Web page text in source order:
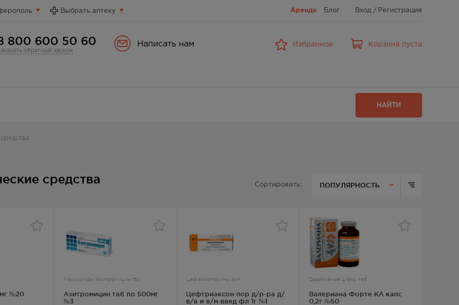
Выбрать аптеку Аренда Блог Вход / Регистрация
800 600 50 60
обратный звонок
Написать нам Избранное Корзина пуста
НАЙТИ
средства Сортировать: ПОПУЛЯРНОСТЬ
№20
Макролиды/азитромицин тбл
Азитромицин таб по 500мг
№3
Цефалоспорины амп
Цефтриаксон пор д/р-ра д/
в/в и в/м введ фл 1г №1
Седативные д/взр таб
Валериана Форте КА капс
0,2г №50